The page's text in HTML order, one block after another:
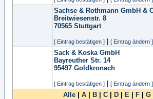
Sachse & Rothmann GmbH &
Breitwiesenstr. 8
70565 Stuttgart
[ Eintrag bestätigen ] [ Eintrag ändern ]
Sack & Koska GmbH
Bayreuther Str. 14
95497 Goldkronach
[ Eintrag bestätigen ] [ Eintrag ändern ]
Alle A B C D E F G